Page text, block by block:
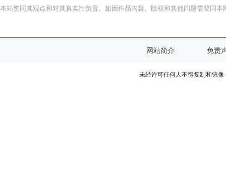
本站赞同其观点和对其真实性负责。如因作品内容、版权和其他问题需要同本
网站简介 免责
未经许可任何人不得复制和镜